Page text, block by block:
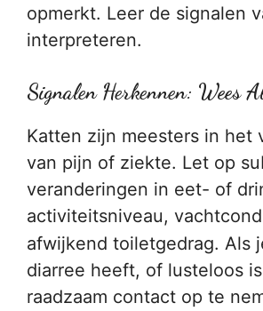
opmerkt. Leer de signalen
interpreteren.
Signalen Herkennen: Wees
Katten zijn meesters in het
van pijn of ziekte. Let op
veranderingen in eet- of
activiteitsniveau,
afwijkend toiletgedrag. Als
diarree heeft, of lusteloos
raadzaam contact op te